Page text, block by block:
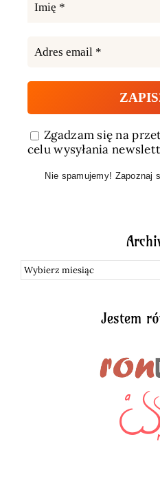
Zgadzam się na
celu wysyłania
Nie spamujemy! Zapoznaj
Archiwum
Jestem